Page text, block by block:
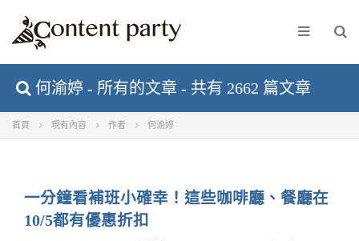
何渝婷 - 所有的文章 - 共有 2662 篇文章
首頁 現有內容 作者 何渝婷
一分鐘看補班小確幸！這些咖啡廳、餐廳在
10/5都有優惠折扣